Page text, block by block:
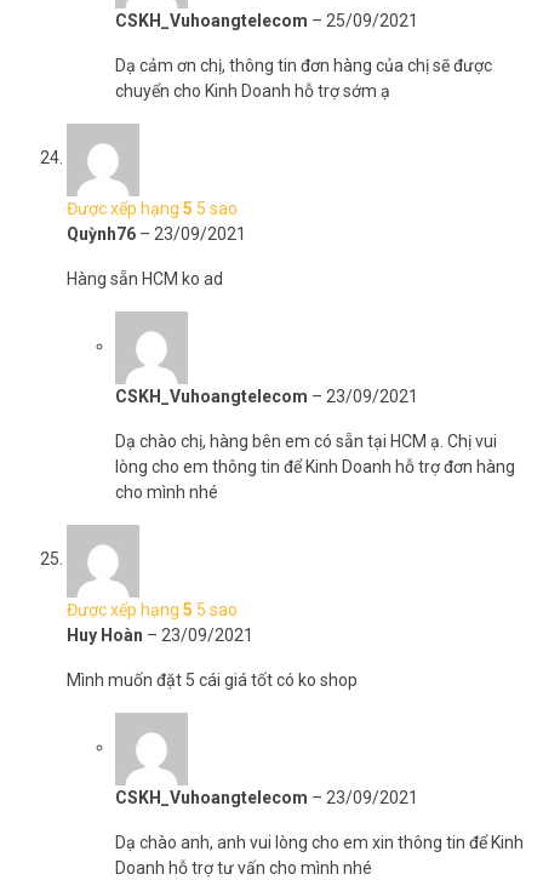
CSKH_Vuhoangtelecom – 25/09/2021
Dạ cảm ơn chị, thông tin đơn hàng của chị sẽ được
chuyển cho Kinh Doanh hỗ trợ sớm ạ
Được xếp hạng 5 5 sao
Quỳnh76 – 23/09/2021
Hàng sẵn HCM ko ad
CSKH_Vuhoangtelecom – 23/09/2021
Dạ chào chị, hàng bên em có sẵn tại HCM ạ. Chị vui
lòng cho em thông tin để Kinh Doanh hỗ trợ đơn hàng
cho mình nhé
Được xếp hạng 5 5 sao
Huy Hoàn – 23/09/2021
Mình muốn đặt 5 cái giá tốt có ko shop
CSKH_Vuhoangtelecom – 23/09/2021
Dạ chào anh, anh vui lòng cho em xin thông tin để Kinh
Doanh hỗ trợ tư vấn cho mình nhé